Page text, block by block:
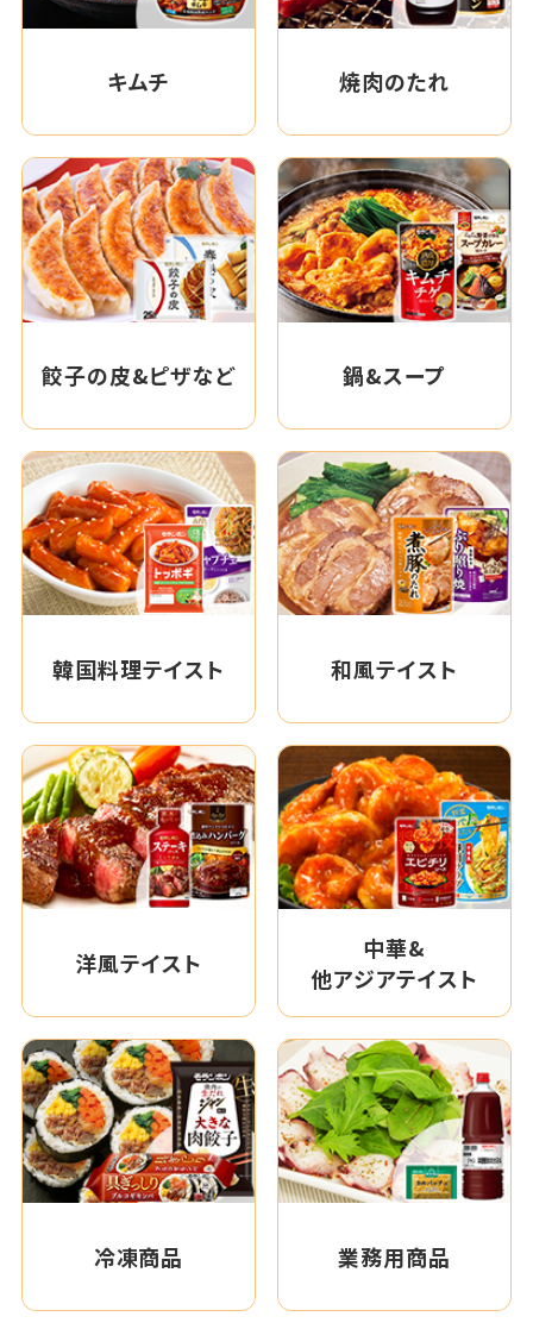
キムチ 焼肉のたれ
餃子の皮&ピザなど 鍋&スープ
韓国料理テイスト 和風テイスト
洋風テイスト
中華&
他アジアテイスト
冷凍商品 業務用商品